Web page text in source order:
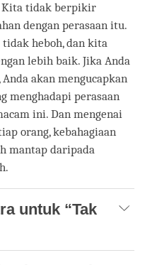
Kita tidak berpikir
dengan perasaan itu.
heboh, dan kita
lebih baik. Jika Anda
akan mengucapkan
menghadapi perasaan
ini. Dan mengenai
orang, kebahagiaan
mantap daripada
untuk “Tak